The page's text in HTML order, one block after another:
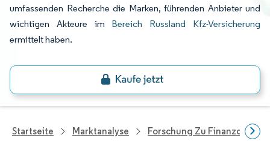
umfassenden Recherche die Marken, führenden Anbieter und
wichtigen Akteure im Bereich Russland Kfz-Versicherung
ermittelt haben.
Startseite Marktanalyse Forschung Zu